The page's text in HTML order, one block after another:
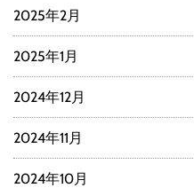
2025年2月
2025年1月
2024年12月
2024年11月
2024年10月